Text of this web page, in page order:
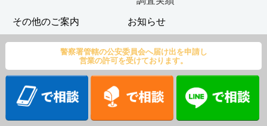
警察署管轄の公安委員会へ届け出を申請し
営業の許可を受けております。
その他のご案内
ご依頼の流れ
よくある質問
事務所概要
お知らせ
新着情報
お客様の声
探偵ナビ